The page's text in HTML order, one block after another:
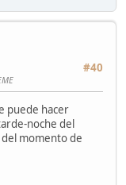
#40
puede hacer
noche del
del momento de